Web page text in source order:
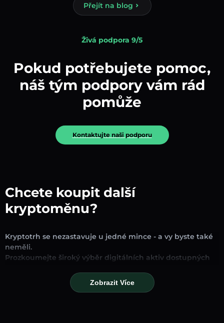
Přejít na blog
Živá podpora 9/5
Pokud potřebujete pomoc,
náš tým podpory vám rád
pomůže
Kontaktujte naši podporu
Chcete koupit další
kryptoměnu?
Kryptotrh se nezastavuje u jedné mince - a vy byste také
neměli.
Prozkoumejte široký výběr digitálních aktiv dostupných
hledáte zavedené stablecoiny, slibné altcoiny nebo
trendové nové tokeny, najdete je všechny na jednom
Zobrazit Více